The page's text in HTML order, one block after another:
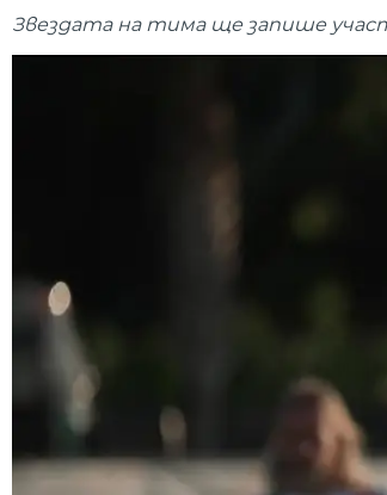
Звездата на тима ще запише